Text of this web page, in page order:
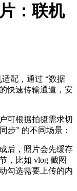
：联机
配，通过 “数据
快速传输通道，安
可根据拍摄需求切
步” 的不同场景：
后，照片会先缓存
，比如 vlog 截图
勾选需要上传的内